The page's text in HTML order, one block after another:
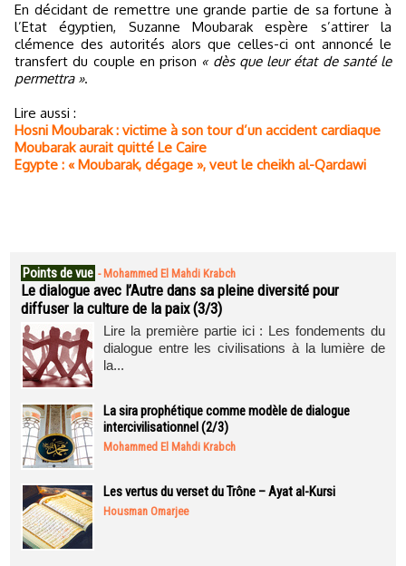
En décidant de remettre une grande partie de sa fortune à
l’Etat égyptien, Suzanne Moubarak espère s’attirer la
clémence des autorités alors que celles-ci ont annoncé le
transfert du couple en prison « dès que leur état de santé le
permettra ».
Lire aussi :
Hosni Moubarak : victime à son tour d’un accident cardiaque
Moubarak aurait quitté Le Caire
Egypte : « Moubarak, dégage », veut le cheikh al-Qardawi
Points de vue - Mohammed El Mahdi Krabch
Le dialogue avec l’Autre dans sa pleine diversité pour
diffuser la culture de la paix (3/3)
Lire la première partie ici : Les fondements du
dialogue entre les civilisations à la lumière de
la...
La sira prophétique comme modèle de dialogue
intercivilisationnel (2/3)
Mohammed El Mahdi Krabch
Les vertus du verset du Trône – Ayat al-Kursi
Housman Omarjee